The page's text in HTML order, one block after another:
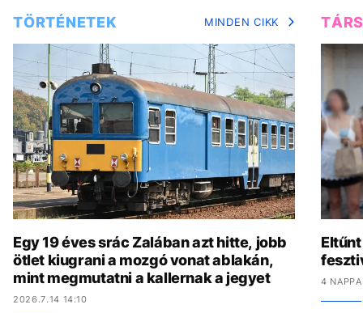
TÖRTÉNETEK MINDEN CIKK
Egy 19 éves srác Zalában azt hitte, jobb
ötlet kiugrani a mozgó vonat ablakán,
mint megmutatni a kallernak a jegyet
2026.7.14 14:10
4